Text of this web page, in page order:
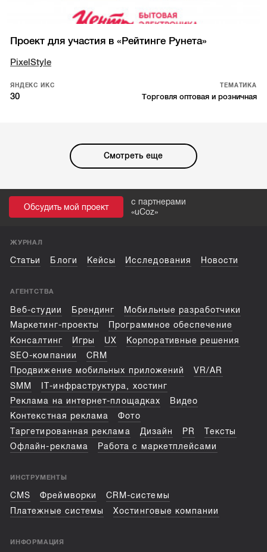
Проект для участия в «Рейтинге Рунета»
PixelStyle
ЯНДЕКС ИКС
30
ТЕМАТИКА
Торговля оптовая и розничная
Смотреть еще
Обсудить мой проект
с партнерами
«uCoz»
ЖУРНАЛ
Статьи Блоги Кейсы Исследования Новости
АГЕНТСТВА
Веб-студии Брендинг
Мобильные разработчики
Маркетинг-проекты
Программное обеспечение
Консалтинг
Игры UX
Корпоративные решения
SEO-компании
CRM
Продвижение мобильных приложений
VR/AR
SMM
IT-инфраструктура, хостинг
Реклама на интернет-площадках
Видео
Контекстная реклама
Фото
Таргетированная реклама
Дизайн PR
Тексты
Офлайн-реклама
Работа с маркетплейсами
ИНСТРУМЕНТЫ
CMS Фреймворки
CRM-системы
Платежные системы
Хостинговые компании
ИНФОРМАЦИЯ